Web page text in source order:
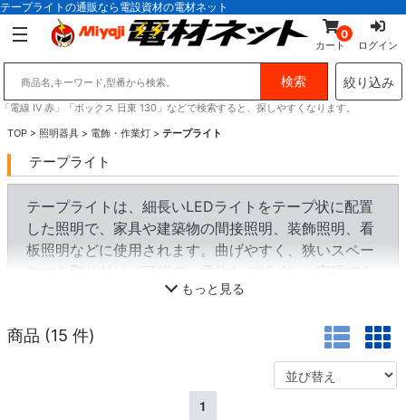
テープライトの通販なら電設資材の電材ネット
0
カート ログイン
絞り込み
「電線 IV 赤」「ボックス 日東 130」などで検索すると、探しやすくなります。
TOP > 照明器具 > 電飾・作業灯 > テープライト
テープライト
テープライトは、細長いLEDライトをテープ状に配置
した照明で、家具や建築物の間接照明、装飾照明、看
板照明などに使用されます。曲げやすく、狭いスペー
スにも取り付けが可能で、柔軟なデザインが実現でき
ます。防水仕様の製品もあり、屋外での使用にも対応
スマートデバイスで色や光のパターンを変更でき、演
出効果の高い照明として人気があります。
もっと見る
商品 (15 件)
1